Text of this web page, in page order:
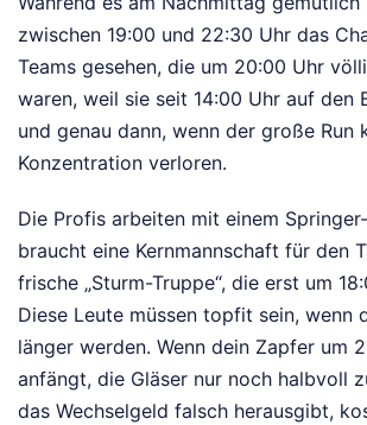
zwischen 19:00 und 22:30 Uhr das
Teams gesehen, die um 20:00 Uhr
waren, weil sie seit 14:00 Uhr auf den
und genau dann, wenn der große Run
Konzentration verloren.
Die Profis arbeiten mit einem
braucht eine Kernmannschaft für den
frische „Sturm-Truppe“, die erst um
Diese Leute müssen topfit sein, wenn
länger werden. Wenn dein Zapfer um
anfängt, die Gläser nur noch halbvoll
das Wechselgeld falsch herausgibt,